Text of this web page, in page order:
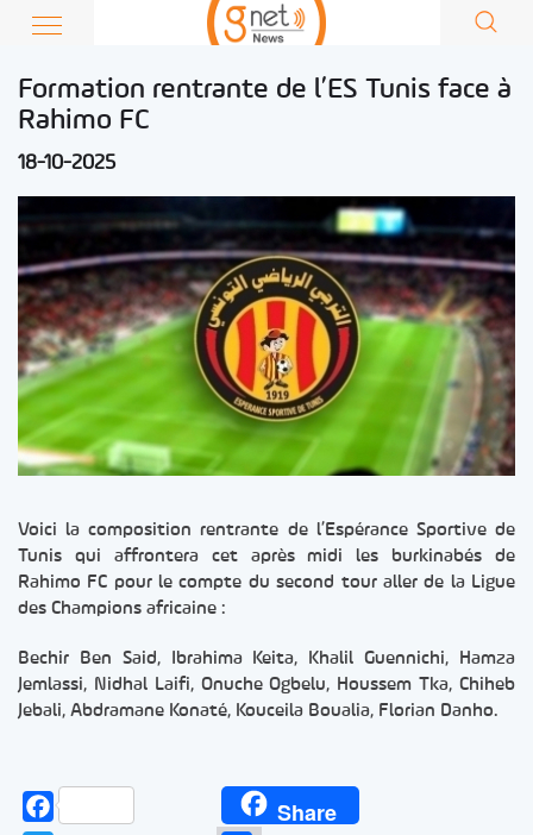
Formation rentrante de l’ES Tunis face à
Rahimo FC
18-10-2025
Voici la composition rentrante de l’Espérance Sportive de
Tunis qui affrontera cet après midi les burkinabés de
Rahimo FC pour le compte du second tour aller de la Ligue
des Champions africaine :
Bechir Ben Said, Ibrahima Keita, Khalil Guennichi, Hamza
Jemlassi, Nidhal Laifi, Onuche Ogbelu, Houssem Tka, Chiheb
Jebali, Abdramane Konaté, Kouceila Boualia, Florian Danho.
Facebook Share